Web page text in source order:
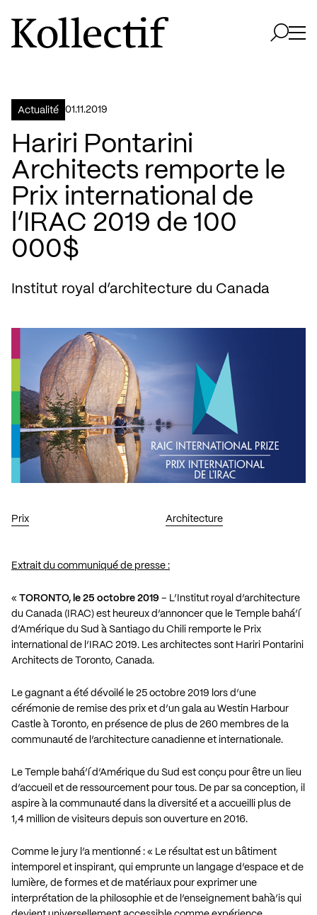
Aller à la page d'accueil
Logo Kollectif
Actualité 01.11.2019
Hariri Pontarini
Architects remporte le
Prix international de
l’IRAC 2019 de 100
000$
Institut royal d’architecture du Canada
Prix Architecture
Extrait du communiqué de presse :
« TORONTO, le 25 octobre 2019 – L’Institut royal d’architecture
du Canada (IRAC) est heureux d’annoncer que le Temple bahá’í
d’Amérique du Sud à Santiago du Chili remporte le Prix
international de l’IRAC 2019. Les architectes sont Hariri Pontarini
Architects de Toronto, Canada.
Le gagnant a été dévoilé le 25 octobre 2019 lors d’une
cérémonie de remise des prix et d’un gala au Westin Harbour
Castle à Toronto, en présence de plus de 260 membres de la
communauté de l’architecture canadienne et internationale.
Le Temple bahá’í d’Amérique du Sud est conçu pour être un lieu
d’accueil et de ressourcement pour tous. De par sa conception, il
aspire à la communauté dans la diversité et a accueilli plus de
1,4 million de visiteurs depuis son ouverture en 2016.
Comme le jury l’a mentionné : « Le résultat est un bâtiment
intemporel et inspirant, qui emprunte un langage d’espace et de
lumière, de formes et de matériaux pour exprimer une
interprétation de la philosophie et de l’enseignement bahà’is qui